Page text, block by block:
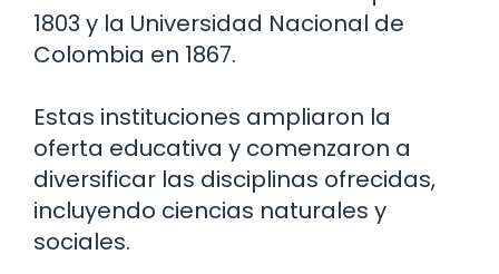
1803 y la Universidad Nacional de
Colombia en 1867.
Estas instituciones ampliaron la
oferta educativa y comenzaron a
diversificar las disciplinas ofrecidas,
incluyendo ciencias naturales y
sociales.